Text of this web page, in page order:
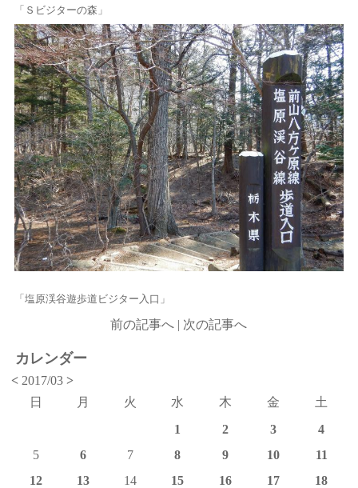
「Ｓビジターの森」
「塩原渓谷遊歩道ビジター入口」
前の記事へ | 次の記事へ
カレンダー
< 2017/03>
日
月 火 水 木 金
土
1
2 3
4
5
6 7 8 9 10
11
12
13 14 15 16 17
18